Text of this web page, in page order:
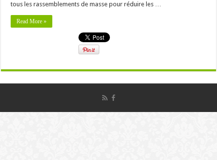
tous les rassemblements de masse pour réduire les …
Read More »